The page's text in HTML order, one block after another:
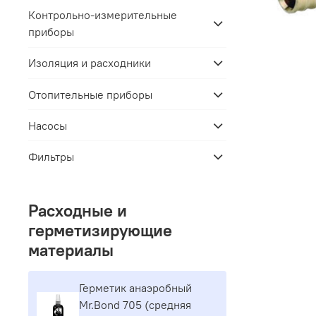
Контрольно-измерительные
приборы
Изоляция и расходники
Отопительные приборы
Насосы
Фильтры
Расходные и
герметизирующие
материалы
Герметик aнaэpoбный
Mr.Bond 705 (средняя